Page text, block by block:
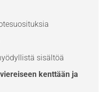
sisältöä
kenttään ja